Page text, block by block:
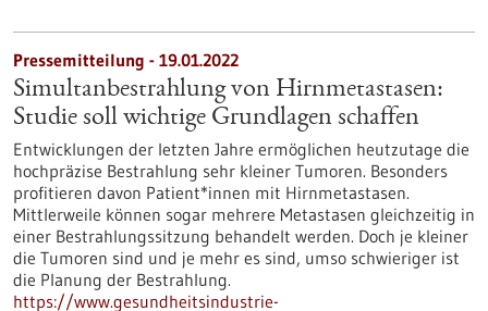
Pressemitteilung - 19.01.2022
Simultanbestrahlung von Hirnmetastasen:
Studie soll wichtige Grundlagen schaffen
Entwicklungen der letzten Jahre ermöglichen heutzutage die
hochpräzise Bestrahlung sehr kleiner Tumoren. Besonders
profitieren davon Patient*innen mit Hirnmetastasen.
Mittlerweile können sogar mehrere Metastasen gleichzeitig in
einer Bestrahlungssitzung behandelt werden. Doch je kleiner
die Tumoren sind und je mehr es sind, umso schwieriger ist
die Planung der Bestrahlung.
https://www.gesundheitsindustrie-